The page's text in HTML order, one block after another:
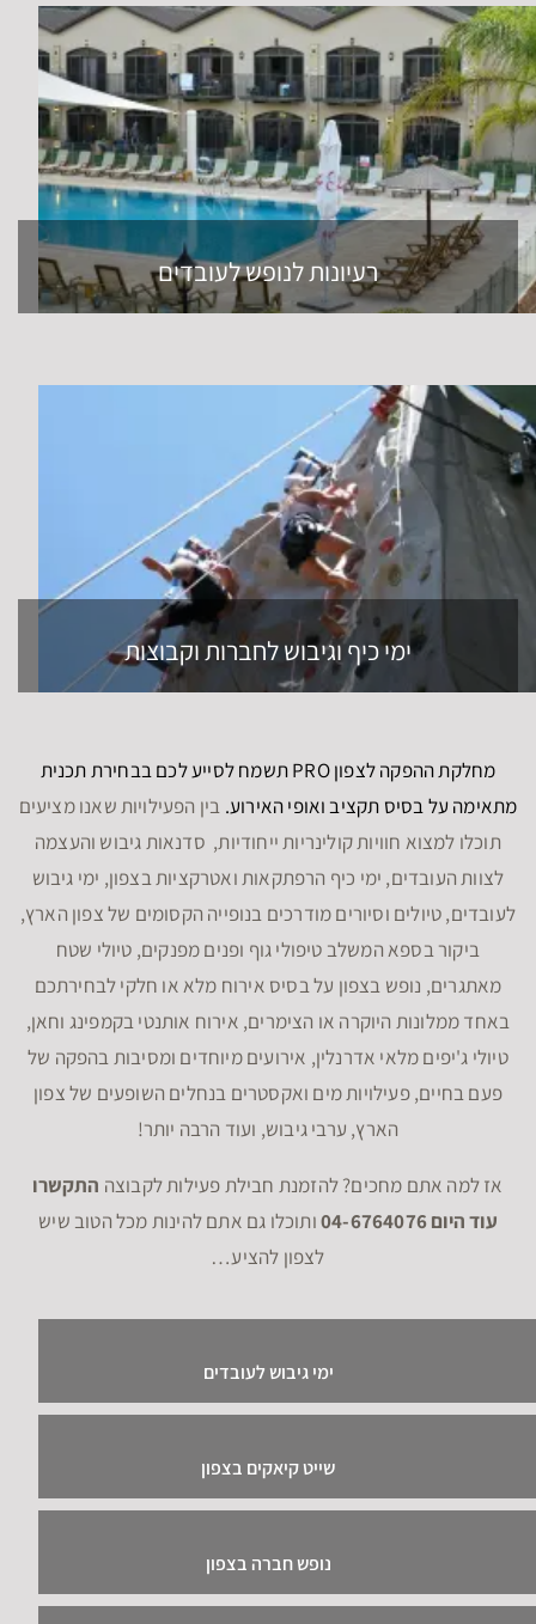
רעיונות לנופש לעובדים
ימי כיף וגיבוש לחברות וקבוצות
מחלקת ההפקה לצפון PRO תשמח לסייע לכם בבחירת תכנית
מתאימה על בסיס תקציב ואופי האירוע. בין הפעילויות שאנו מציעים
תוכלו למצוא חוויות קולינריות ייחודיות, סדנאות גיבוש והעצמה
לצוות העובדים, ימי כיף הרפתקאות ואטרקציות בצפון, ימי גיבוש
לעובדים, טיולים וסיורים מודרכים בנופייה הקסומים של צפון הארץ,
ביקור בספא המשלב טיפולי גוף ופנים מפנקים, טיולי שטח
מאתגרים, נופש בצפון על בסיס אירוח מלא או חלקי לבחירתכם
באחד ממלונות היוקרה או הצימרים, אירוח אותנטי בקמפינג וחאן,
טיולי ג'יפים מלאי אדרנלין, אירועים מיוחדים ומסיבות בהפקה של
פעם בחיים, פעילויות מים ואקסטרים בנחלים השופעים של צפון
הארץ, ערבי גיבוש, ועוד הרבה יותר!
אז למה אתם מחכים? להזמנת חבילת פעילות לקבוצה התקשרו
עוד היום 04-6764076
ותוכלו גם אתם להינות מכל הטוב שיש
לצפון להציע…
ימי גיבוש לעובדים
שייט קיאקים בצפון
נופש חברה בצפון